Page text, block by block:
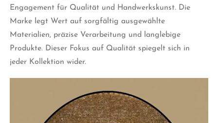
Engagement für Qualität und Handwerkskunst. Die
Marke legt Wert auf sorgfältig ausgewählte
Materialien, präzise Verarbeitung und langlebige
Produkte. Dieser Fokus auf Qualität spiegelt sich in
jeder Kollektion wider.